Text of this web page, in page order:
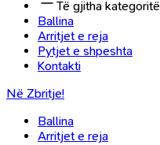
Të gjitha kategoritë
Ballina
Arritjet e reja
Pytjet e shpeshta
Kontakti
Në Zbritje!
Ballina
Arritjet e reja